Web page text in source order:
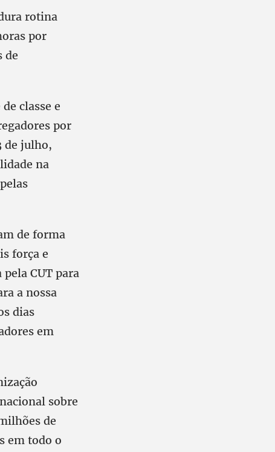
rotina
por
de
classe e
por
de julho,
na
de forma
força e
CUT para
a nossa
dias
em
sobre
de
em todo o